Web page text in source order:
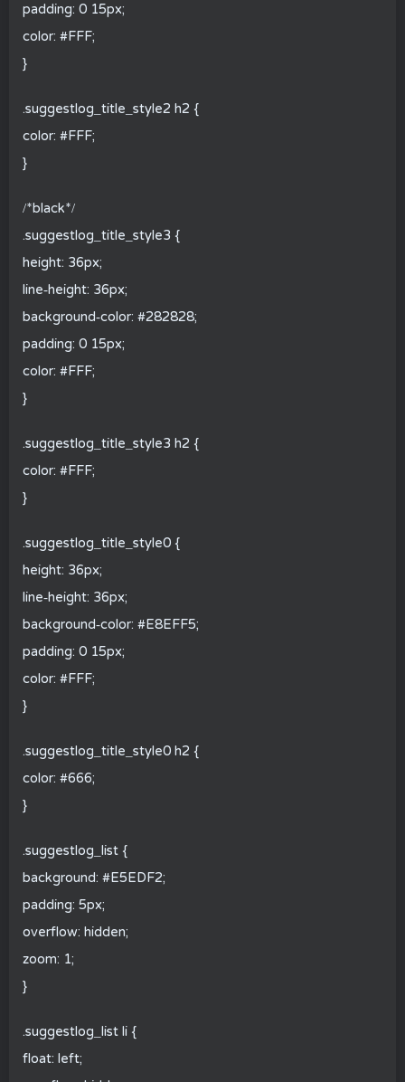
padding: 0 15px;
color: #FFF;
}
.suggestlog_title_style2 h2 {
color: #FFF;
}
/*black*/
.suggestlog_title_style3 {
height: 36px;
line-height: 36px;
background-color: #282828;
padding: 0 15px;
color: #FFF;
}
.suggestlog_title_style3 h2 {
color: #FFF;
}
.suggestlog_title_style0 {
height: 36px;
line-height: 36px;
background-color: #E8EFF5;
padding: 0 15px;
color: #FFF;
}
.suggestlog_title_style0 h2 {
color: #666;
}
.suggestlog_list {
background: #E5EDF2;
padding: 5px;
overflow: hidden;
zoom: 1;
}
.suggestlog_list li {
float: left;